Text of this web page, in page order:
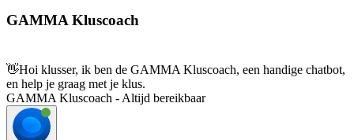
GAMMA Kluscoach
👋Hoi klusser, ik ben de GAMMA Kluscoach, een handige chatbot,
en help je graag met je klus.
GAMMA Kluscoach - Altijd bereikbaar